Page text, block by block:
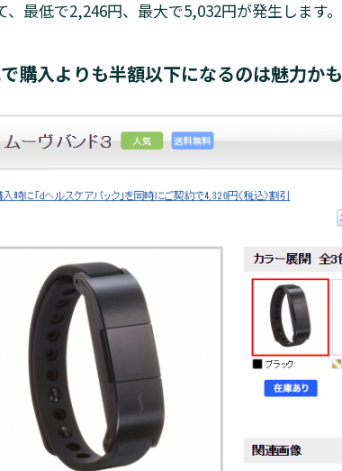
、最低で2,246円、最大で5,032円が発生します。
購入よりも半額以下になるのは魅力かも